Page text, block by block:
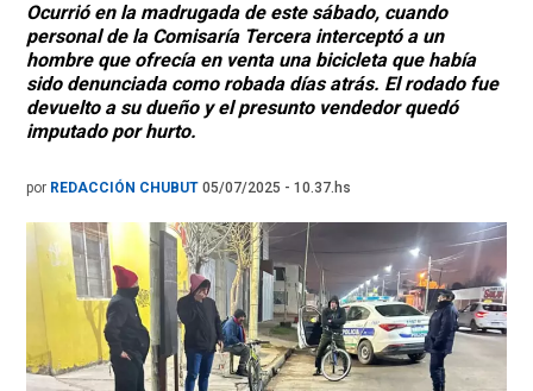
Ocurrió en la madrugada de este sábado, cuando
personal de la Comisaría Tercera interceptó a un
hombre que ofrecía en venta una bicicleta que había
sido denunciada como robada días atrás. El rodado fue
devuelto a su dueño y el presunto vendedor quedó
imputado por hurto.
por REDACCIÓN CHUBUT 05/07/2025 - 10.37.hs